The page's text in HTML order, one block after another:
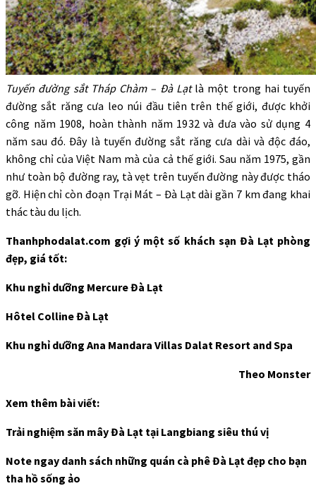
Tuyến đường sắt Tháp Chàm – Đà Lạtlà một trong hai tuyến
đường sắt răng cưa leo núi đầu tiên trên thế giới, được khởi
công năm 1908, hoàn thành năm 1932 và đưa vào sử dụng 4
năm sau đó. Đây là tuyến đường sắt răng cưa dài và độc đáo,
không chỉ của Việt Nam mà của cả thế giới. Sau năm 1975, gần
như toàn bộ đường ray, tà vẹt trên tuyến đường này được tháo
gỡ. Hiện chỉ còn đoạn Trại Mát – Đà Lạt dài gần 7 km đang khai
thác tàu du lịch.
Thanhphodalat.com gợi ý một số khách sạn Đà Lạt phòng
đẹp, giá tốt:
Khu nghỉ dưỡng Mercure Đà Lạt
Hôtel Colline Đà Lạt
Khu nghỉ dưỡng Ana Mandara Villas Dalat Resort and Spa
Theo Monster
Xem thêm bài viết:
Trải nghiệm săn mây Đà Lạt tại Langbiang siêu thú vị
Note ngay danh sách những quán cà phê Đà Lạt đẹp cho bạn
tha hồ sống ảo